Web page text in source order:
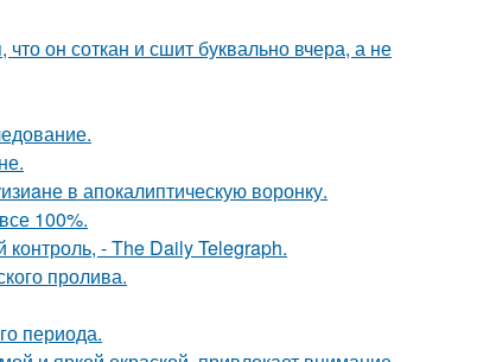
он соткан и сшит буквально вчера, а не
в апокалиптическую воронку.
100%.
- The Daily Telegraph.
пролива.
периода.